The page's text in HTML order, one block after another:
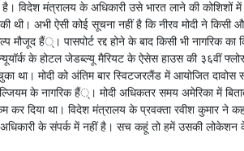
है। विदेश मंत्रालय के अधिकारी उसे भारत लाने की
थी। अभी ऐसी कोई सूचना नहीं है कि नीरव मोदी ने किसी
मौजूद हैं्। पासपोर्ट रद्द होने के बाद किसी भी नागरिक
के होटल जेडब्ल्यू मैरियट के ऐसेस हाउस की ३६वीं
था। मोदी को अंतिम बार स्विटजरलैंड में आयोजित
के नागरिक हैं्। मोदी अधिकतर समय अमेरिका में
कर दिया था। विदेश मंत्रालय के प्रवक्ता रवीश कुमार ने
के संपर्क में नहीं है। सच कहूं तो हमें उसकी लोकेशन